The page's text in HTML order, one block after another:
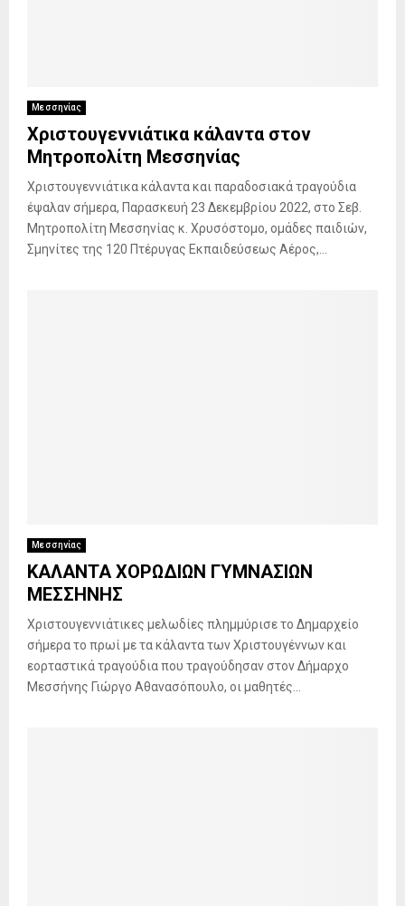
Μεσσηνίας
Χριστουγεννιάτικα κάλαντα στον
Μητροπολίτη Μεσσηνίας
Χριστουγεννιάτικα κάλαντα και παραδοσιακά τραγούδια
έψαλαν σήμερα, Παρασκευή 23 Δεκεμβρίου 2022, στο Σεβ.
Μητροπολίτη Μεσσηνίας κ. Χρυσόστομο, ομάδες παιδιών,
Σμηνίτες της 120 Πτέρυγας Εκπαιδεύσεως Αέρος,...
Μεσσηνίας
ΚΑΛΑΝΤΑ ΧΟΡΩΔΙΩΝ ΓΥΜΝΑΣΙΩΝ
ΜΕΣΣΗΝΗΣ
Χριστουγεννιάτικες μελωδίες πλημμύρισε το Δημαρχείο
σήμερα το πρωί με τα κάλαντα των Χριστουγέννων και
εορταστικά τραγούδια που τραγούδησαν στον Δήμαρχο
Μεσσήνης Γιώργο Αθανασόπουλο, οι μαθητές...